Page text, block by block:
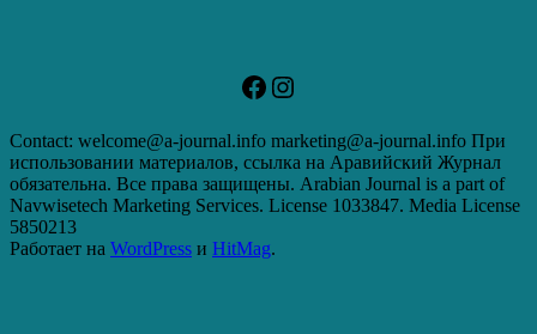
Facebook
Instagram
Contact: welcome@a-journal.info marketing@a-journal.info При
использовании материалов, ссылка на Аравийский Журнал
обязательна. Все права защищены. Arabian Journal is a part of
Navwisetech Marketing Services. License 1033847. Media License
5850213
Работает на WordPress и HitMag.